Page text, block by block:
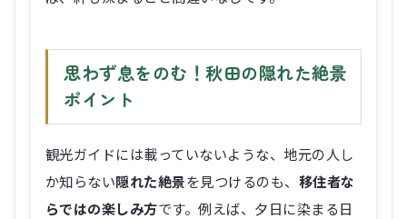
思わず息をのむ！秋田の隠れた絶景
ポイント
観光ガイドには載っていないような、地元の人し
か知らない隠れた絶景を見つけるのも、 移住者な
らではの楽しみ方です。例えば、夕日に染まる日